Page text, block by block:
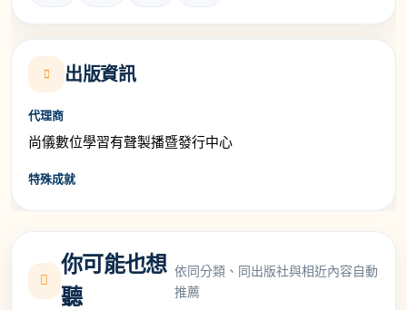
出版資訊
代理商
尚儀數位學習有聲製播暨發行中心
特殊成就
你可能也想
聽
依同分類、同出版社與相近內容自動
推薦